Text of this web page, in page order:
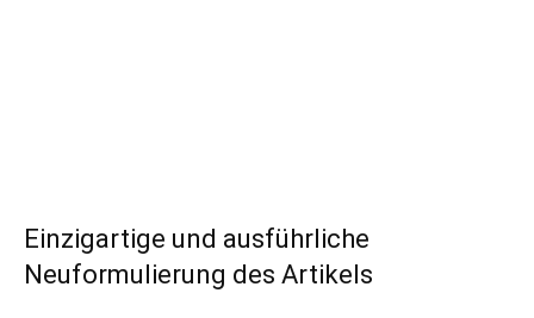
Einzigartige und ausführliche
Neuformulierung des Artikels